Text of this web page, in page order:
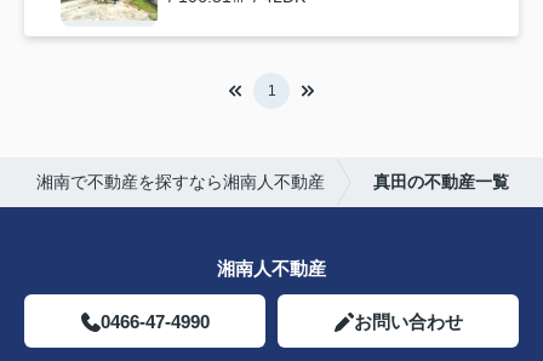
1
湘南で不動産を探すなら湘南人不動産 真田の不動産一覧
湘南人不動産
0466-47-4990 お問い合わせ